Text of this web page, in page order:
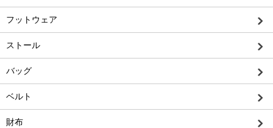
フットウェア
ストール
バッグ
ベルト
財布